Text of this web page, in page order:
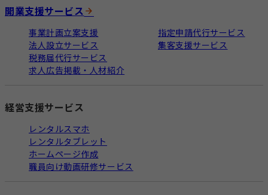
開業支援サービス
事業計画立案支援
法人設立サービス
税務届代行サービス
求人広告掲載・人材紹介
指定申請代行サービス
集客支援サービス
経営支援サービス
レンタルスマホ
レンタルタブレット
ホームページ作成
職員向け動画研修サービス